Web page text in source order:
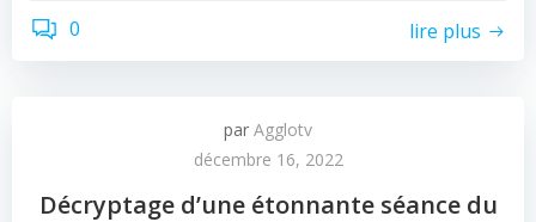
0 lire plus
par Agglotv
décembre 16, 2022
Décryptage d’une étonnante séance du